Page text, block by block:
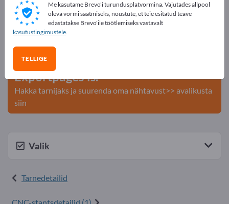
Reklaamige tasuta Exportpages'is!
Vajadused – Pakkumised – Kasutatud kaubad –
Ärikontaktid >> alustage siit
Avalikusta oma ettevõte ja tooted
Exportpages'is.
Hakka tarnijaks ja suurenda oma nähtavust>> avalikusta
siin
Valik
Tarnedetailid
Me kasutame Brevo'i turundusplatvormina. Vajutades allpool
oleva vormi saatmiseks, nõustute, et teie esitatud teave
edastatakse Brevo'ile töötlemiseks vastavalt
kasutustingimustele.
TELLIGE